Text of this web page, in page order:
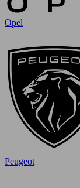
Opel
Peugeot